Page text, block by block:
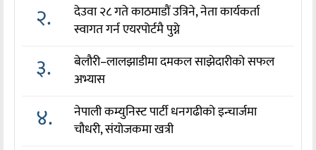
२.
देउवा २८ गते काठमाडौं उत्रिने, नेता कार्यकर्ता
स्वागत गर्न एयरपोर्टमै पुग्ने
३.
बेलौरी–लालझाडीमा दमकल साझेदारीको सफल
अभ्यास
४.
नेपाली कम्युनिस्ट पार्टी धनगढीको इन्चार्जमा
चौधरी, संयोजकमा खत्री